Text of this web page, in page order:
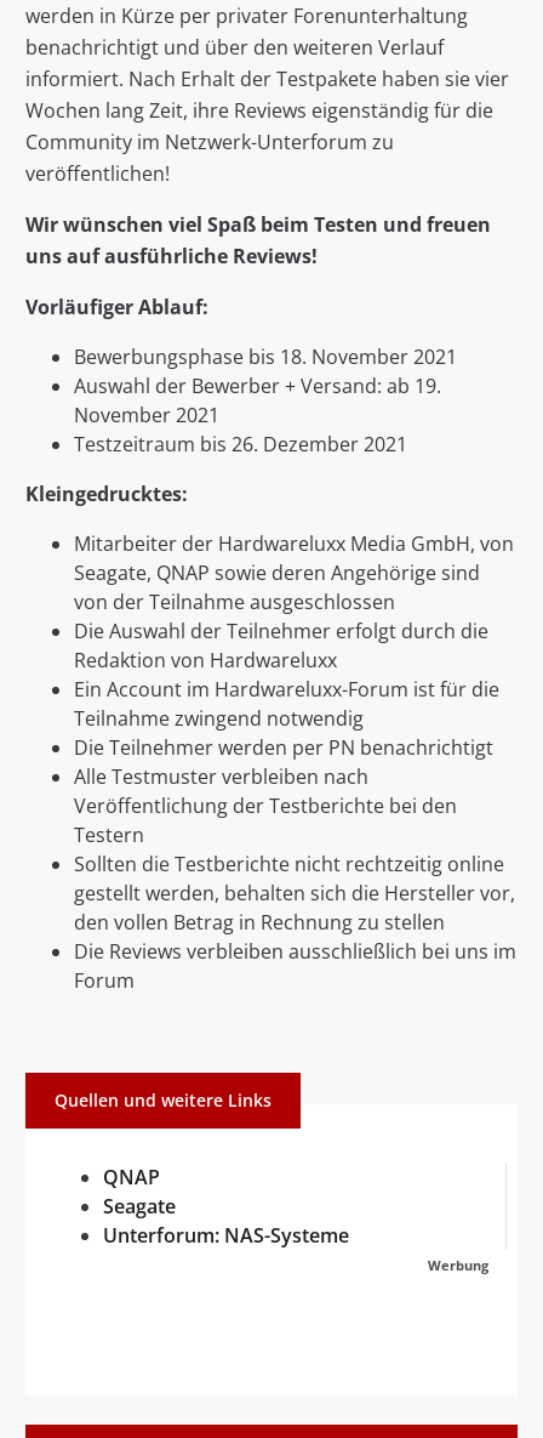
werden in Kürze per privater Forenunterhaltung
benachrichtigt und über den weiteren Verlauf
informiert. Nach Erhalt der Testpakete haben sie vier
Wochen lang Zeit, ihre Reviews eigenständig für die
Community im Netzwerk-Unterforum zu
veröffentlichen!
Wir wünschen viel Spaß beim Testen und freuen
uns auf ausführliche Reviews!
Vorläufiger Ablauf:
Bewerbungsphase bis 18. November 2021
Auswahl der Bewerber + Versand: ab 19.
November 2021
Testzeitraum bis 26. Dezember 2021
Kleingedrucktes:
Mitarbeiter der Hardwareluxx Media GmbH, von
Seagate, QNAP sowie deren Angehörige sind
von der Teilnahme ausgeschlossen
Die Auswahl der Teilnehmer erfolgt durch die
Redaktion von Hardwareluxx
Ein Account im Hardwareluxx-Forum ist für die
Teilnahme zwingend notwendig
Die Teilnehmer werden per PN benachrichtigt
Alle Testmuster verbleiben nach
Veröffentlichung der Testberichte bei den
Testern
Sollten die Testberichte nicht rechtzeitig online
gestellt werden, behalten sich die Hersteller vor,
den vollen Betrag in Rechnung zu stellen
Die Reviews verbleiben ausschließlich bei uns im
Forum
Quellen und weitere Links
QNAP
Seagate
Unterforum: NAS-Systeme
Werbung